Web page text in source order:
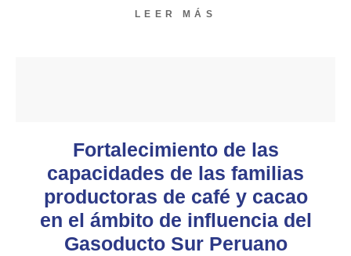
LEER MÁS
Fortalecimiento de las
capacidades de las familias
productoras de café y cacao
en el ámbito de influencia del
Gasoducto Sur Peruano